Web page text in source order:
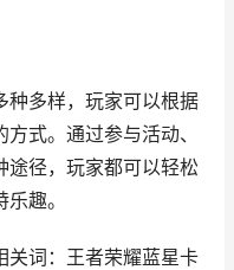
种多样，玩家可以根据
式。通过参与活动、
途径，玩家都可以轻松
趣。
关词：王者荣耀蓝星卡